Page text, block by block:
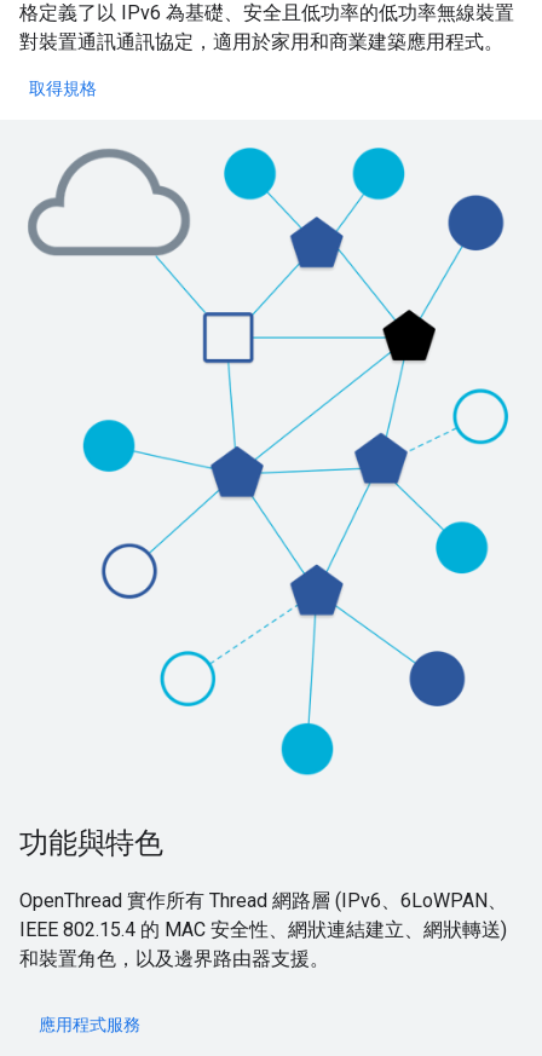
格定義了以 IPv6 為基礎、安全且低功率的低功率無線裝置
對裝置通訊通訊協定，適用於家用和商業建築應用程式。
取得規格
功能與特色
OpenThread 實作所有 Thread 網路層 (IPv6、6LoWPAN、
IEEE 802.15.4 的 MAC 安全性、網狀連結建立、網狀轉送)
和裝置角色，以及邊界路由器支援。
應用程式服務